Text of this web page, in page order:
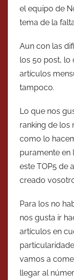
el equipo de
tema de la
Aun con las
los 50 post, lo
artículos
tampoco.
Lo que nos
ranking de los
como lo
puramente en
este TOP5 de
creado
Para los no
nos gusta ir
artículos en
vamos a
llegar al